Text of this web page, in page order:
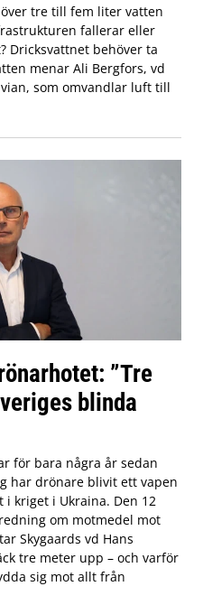
tre till fem liter vatten
fallerar eller
Dricksvattnet behöver ta
menar Ali Bergfors, vd
som omvandlar luft till
”Tre
blinda
för bara några år sedan
har drönare blivit ett vapen
kriget i Ukraina. Den 12
om motmedel mot
Skygaards vd Hans
tre meter upp – och varför
sig mot allt från